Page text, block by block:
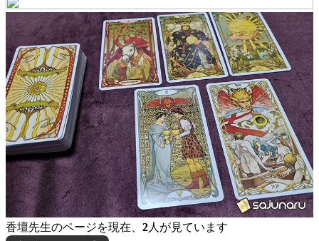
香壇先生のページを現在、 2人が見ています